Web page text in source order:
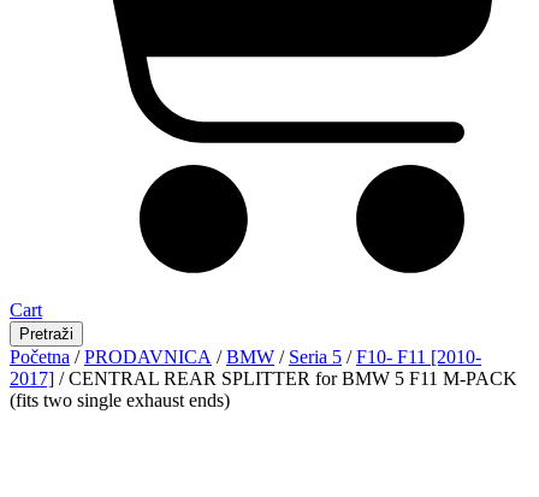
Cart
Pretraži
Početna /PRODAVNICA /BMW / Seria 5 /F10- F11 [2010-
2017] / CENTRAL REAR SPLITTER for BMW 5 F11 M-PACK
(fits two single exhaust ends)